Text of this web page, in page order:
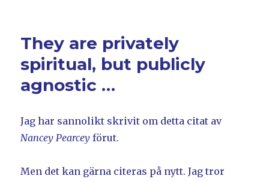
They are privately
spiritual, but publicly
agnostic …
Jag har sannolikt skrivit om detta citat av
Nancey Pearceyförut.
Men det kan gärna citeras på nytt. Jag tror